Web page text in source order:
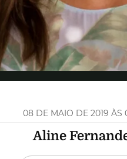
08 DE MAIO DE 2019 ÀS
Aline